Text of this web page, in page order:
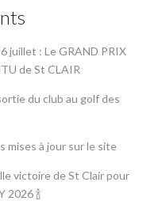
juillet : Le GRAND PRIX
de St CLAIR
du club au golf des
mises à jour sur le site
victoire de St Clair pour
2026 🍾